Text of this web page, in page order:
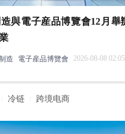
與電子産品博覽會12月舉
造 電子産品博覽會 2026-08-08 02:05
冷链 跨境电商